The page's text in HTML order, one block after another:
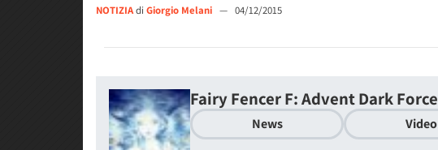
NOTIZIAdi Giorgio Melani — 04/12/2015
Fairy Fencer F: Advent Dark Force
News Video